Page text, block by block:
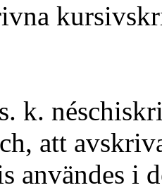
k.
att
användes i